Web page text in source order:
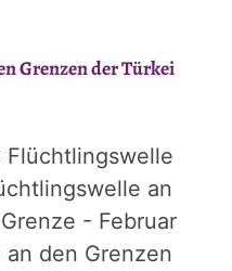
Grenzen der Türkei
Flüchtlingswelle
an
- Februar
den Grenzen